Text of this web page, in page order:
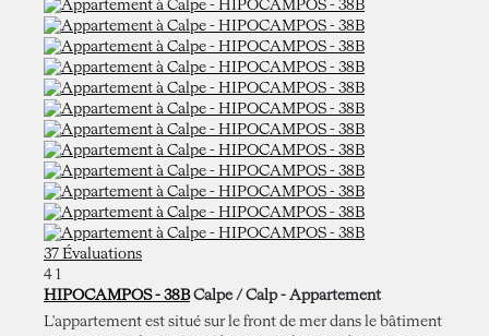
37 Évaluations
4 1
HIPOCAMPOS - 38B Calpe / Calp - Appartement
L'appartement est situé sur le front de mer dans le bâtiment